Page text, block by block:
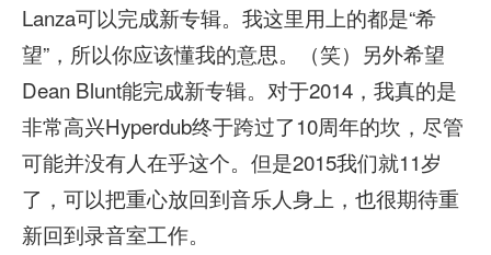
Lanza可以完成新专辑。我这里用上的都是“希
望”，所以你应该懂我的意思。（笑）另外希望
Dean Blunt能完成新专辑。对于2014，我真的是
非常高兴Hyperdub终于跨过了10周年的坎，尽管
可能并没有人在乎这个。但是2015我们就11岁
了，可以把重心放回到音乐人身上，也很期待重
新回到录音室工作。